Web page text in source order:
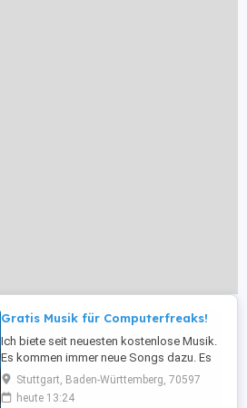
Gratis Musik für Computerfreaks!
Ich biete seit neuesten kostenlose Musik.
Es kommen immer neue Songs dazu. Es
geht um das Leben von Geeks. Download
der MP3s - auf meiner Webseite! Viel
Stuttgart, Baden-Württemberg, 70597
heute 13:24